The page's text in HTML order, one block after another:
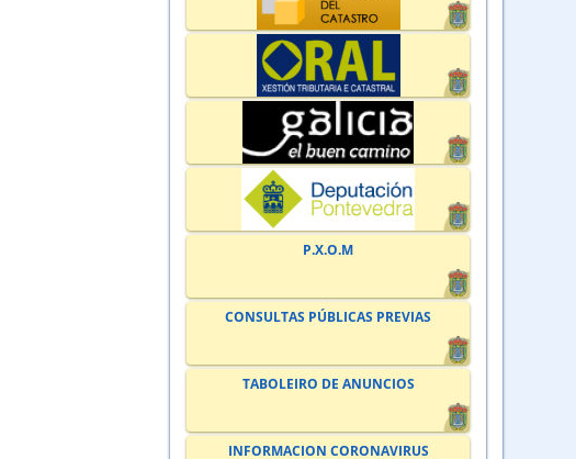
P.X.O.M
CONSULTAS PÚBLICAS PREVIAS
TABOLEIRO DE ANUNCIOS
INFORMACION CORONAVIRUS